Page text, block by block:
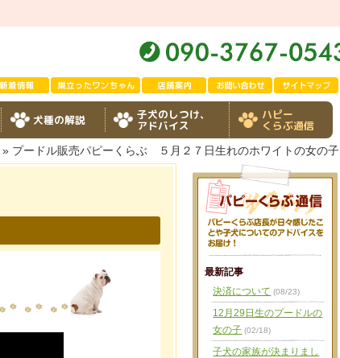
犬種の解説 子犬のしつけ、
アドバイス
ハピー
くらぶ通信
» プードル販売パピーくらぶ ５月２７日生れのホワイトの女の子
最新記事
決済について (08/23)
12月29日生のプードルの
女の子 (02/18)
子犬の家族が決まりまし